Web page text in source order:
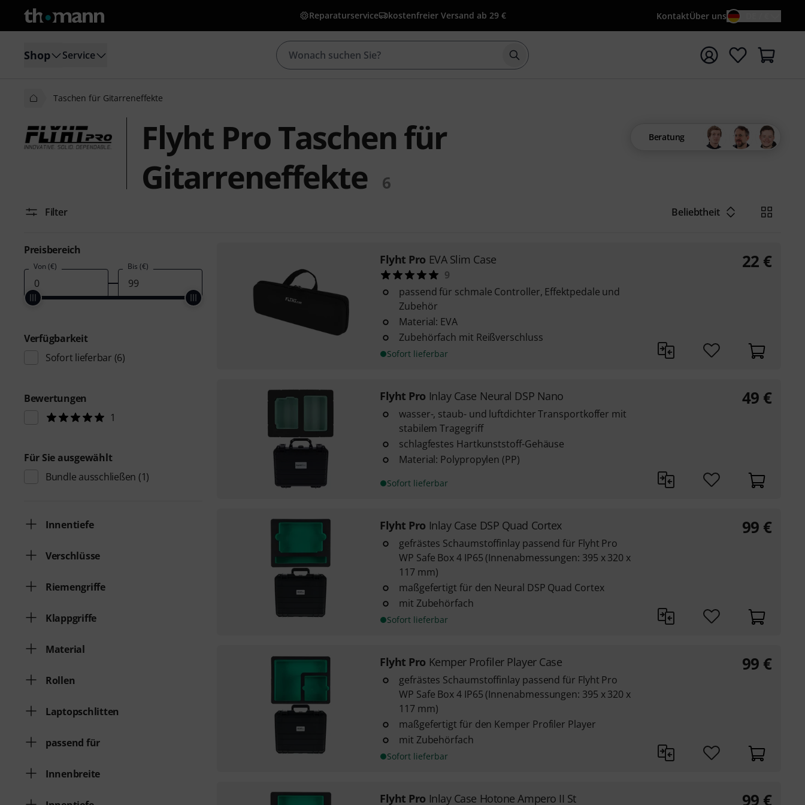
Reparaturservice kostenfreier Versand ab 29 € KontaktÜber uns
Shop Service Suche mit Suchwort {searchTerm} starten
Taschen für Gitarreneffekte
Flyht Pro Taschen für
Gitarreneffekte
6
Beratung
Filter Beliebtheit
Preisbereich
Von (€) Bis (€)
Verfügbarkeit
Sofort lieferbar (6)
Bewertungen
1
Für Sie ausgewählt
Bundle ausschließen (1)
Innentiefe
Verschlüsse
Riemengriffe
Klappgriffe
Material
Rollen
Laptopschlitten
passend für
Innenbreite
Flyht Pro EVA Slim Case
9
passend für schmale Controller, Effektpedale und
Zubehör
Material: EVA
Zubehörfach mit Reißverschluss
Sofort lieferbar
22 €
Flyht Pro Inlay Case Neural DSP Nano
wasser-, staub- und luftdichter Transportkoffer mit
stabilem Tragegriff
schlagfestes Hartkunststoff-Gehäuse
Material: Polypropylen (PP)
Sofort lieferbar
49 €
Flyht Pro Inlay Case DSP Quad Cortex
gefrästes Schaumstoffinlay passend für Flyht Pro
WP Safe Box 4 IP65 (Innenabmessungen: 395 x 320 x
117 mm)
maßgefertigt für den Neural DSP Quad Cortex
mit Zubehörfach
Sofort lieferbar
99 €
Flyht Pro Kemper Profiler Player Case
gefrästes Schaumstoffinlay passend für Flyht Pro
WP Safe Box 4 IP65 (Innenabmessungen: 395 x 320 x
117 mm)
maßgefertigt für den Kemper Profiler Player
mit Zubehörfach
Sofort lieferbar
99 €
Flyht Pro Inlay Case Hotone Ampero II St 99 €